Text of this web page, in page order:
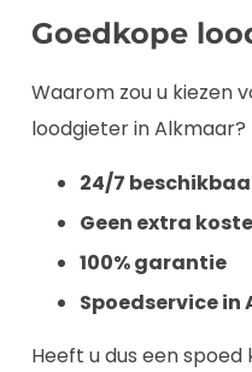
Goedkope
Waarom zou u kiezen
loodgieter in
24/7
Geen extra
100% garantie
Spoedservice in
Heeft u dus een